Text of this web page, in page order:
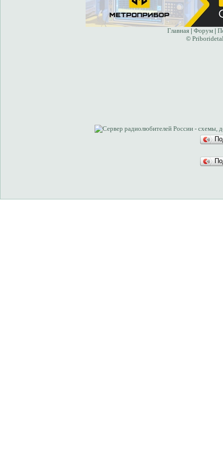
Главная| Форум|
©